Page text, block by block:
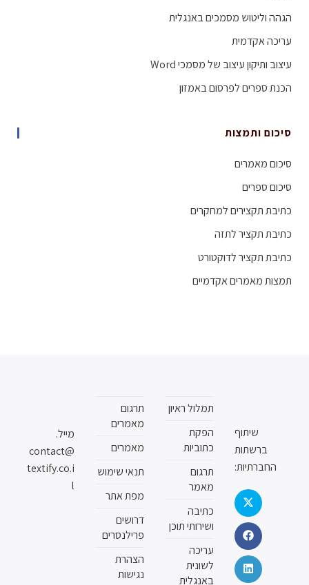
הגהה וליטוש מסמכים באנגלית
עריכה אקדמית
עיצוב ותיקון עיצוב של מסמכי Word
הכנת ספרים לפרסום באמזון
סיכום ותמצות
סיכום מאמרים
סיכום ספרים
כתיבת תקצירים למחקרים
כתיבת תקציר לתזה
כתיבת תקציר לדוקטורט
תמצות מאמרים אקדמיים
מייל.
contact@
textify.co.i
l
תרגום
מאמרים
מאמרים
תנאי שימוש
מפת אתר
דרושים
פרילנסרים
הצהרת
נגישות
תמלול ראיון
הפקת
כתוביות
תרגום
מאמר
כתיבה
ושירותי תוכן
עריכה
לשונית
באנגלית
שיתוף
ברשתות
החברתיות: